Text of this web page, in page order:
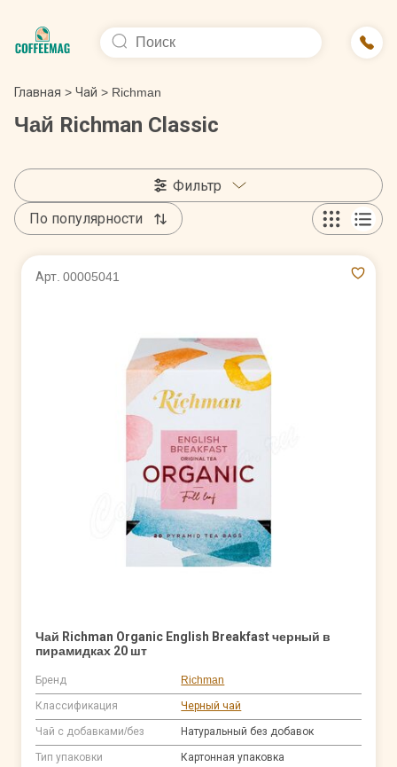
Главная > Чай > Richman
Чай Richman Classic
Фильтр
По популярности
Арт. 00005041
Чай Richman Organic English Breakfast черный в
пирамидках 20 шт
Бренд Richman
Классификация Черный чай
Чай с добавками/без Натуральный без добавок
Тип упаковки Картонная упаковка